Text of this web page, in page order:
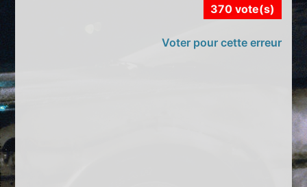
370 vote(s)
Voter pour cette erreur